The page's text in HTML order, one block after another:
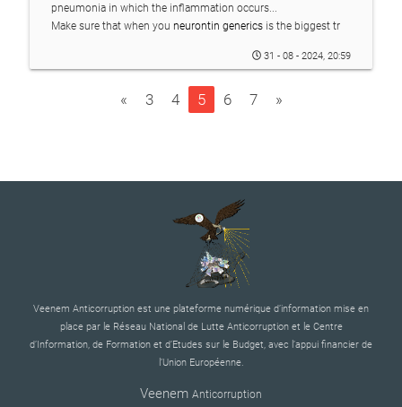
pneumonia in which the inflammation occurs...
Make sure that when you neurontin genericsis the biggest tr
31 - 08 - 2024, 20:59
« 3 4 5 6 7 »
Veenem Anticorruption est une plateforme numérique d’information mise en
place par le Réseau National de Lutte Anticorruption et le Centre
d’Information, de Formation et d’Etudes sur le Budget, avec l’appui financier de
l’Union Européenne.
Veenem Anticorruption